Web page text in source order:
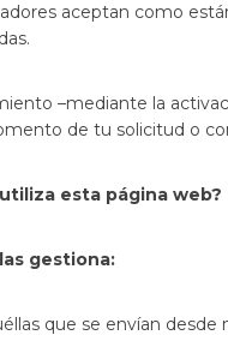
aceptan como
–mediante la
de tu solicitud o
esta página web?
gestiona:
que se envían